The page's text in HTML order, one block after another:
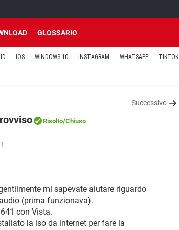
GLOSSARIO
iOS WINDOWS 10 INSTAGRAM WHATSAPP TIKTOK
Successivo
Risolto/Chiuso
mi sapevate aiutare riguardo
(prima funzionava).
con Vista.
la iso da internet per fare la